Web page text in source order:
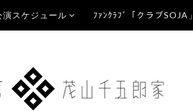
演スケジュール ﾌｧﾝｸﾗﾌﾞ「クラブSOJA」